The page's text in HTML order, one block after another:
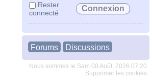
Rester
connecté
Forums Discussions
Nous sommes le Sam 08 Août, 2026 07:20
Supprimer les cookies